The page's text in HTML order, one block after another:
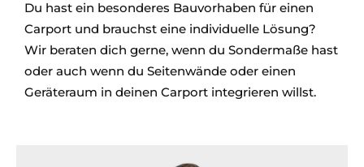
Du hast ein besonderes Bauvorhaben für einen
Carport und brauchst eine individuelle Lösung?
Wir beraten dich gerne, wenn du Sondermaße hast
oder auch wenn du Seitenwände oder einen
Geräteraum in deinen Carport integrieren willst.